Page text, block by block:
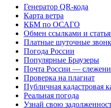
Генератор QR-кода
Карта ветра
КБМ по ОСАГО
Обмен ссылками и
Платные шуточные
Погода России
Популярные Браузеры
Почта России —
Проверка на плагиат
Публичная кадастровая
Реальная погода
Узнай свою